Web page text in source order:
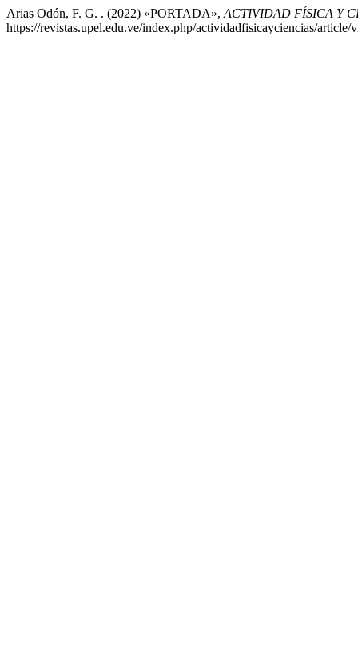
Arias Odón, F. G. . (2022) «PORTADA», ACTIVIDAD FÍSICA Y
https://revistas.upel.edu.ve/index.php/actividadfisicayciencias/